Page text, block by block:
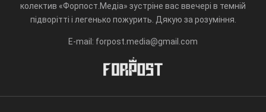
колектив «Форпост.Медіа» зустріне вас ввечері в темній
підворітті і легенько пожурить. Дякую за розуміння.
E-mail: forpost.media@gmail.com